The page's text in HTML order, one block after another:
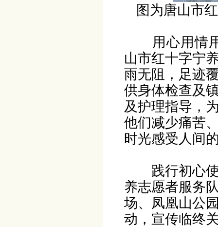
图为唐山市
用心用情
山市红十字宁
雨无阻，足迹
供身体检查及
及护理指导，
他们减少痛苦
时光感受人间
践行初心
养志愿者服务
场、凤凰山公
动，宣传临终